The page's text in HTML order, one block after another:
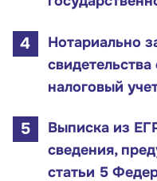
Инфраструктуре
О Корпорации
Блог
Нотариально
налоговый
Выписка из
сведения,
статьи 5